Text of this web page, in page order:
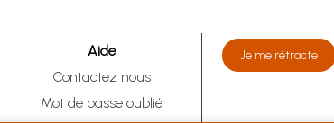
Aide
Contactez nous
Mot de passe oublié
Je me rétracte